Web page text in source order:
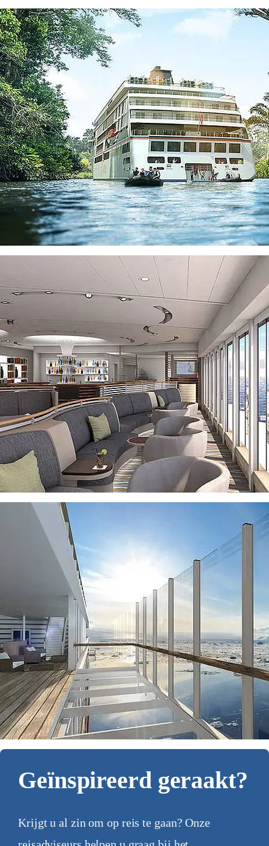
Geïnspireerd geraakt?
Krijgt u al zin om op reis te gaan? Onze